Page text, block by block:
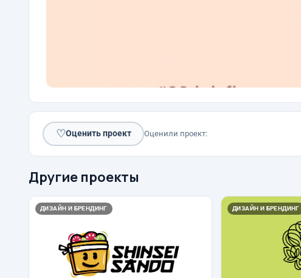
♡Оценить проект Оценили проект:
Другие проекты
ДИЗАЙН И БРЕНДИНГ ДИЗАЙН И БРЕНДИНГ